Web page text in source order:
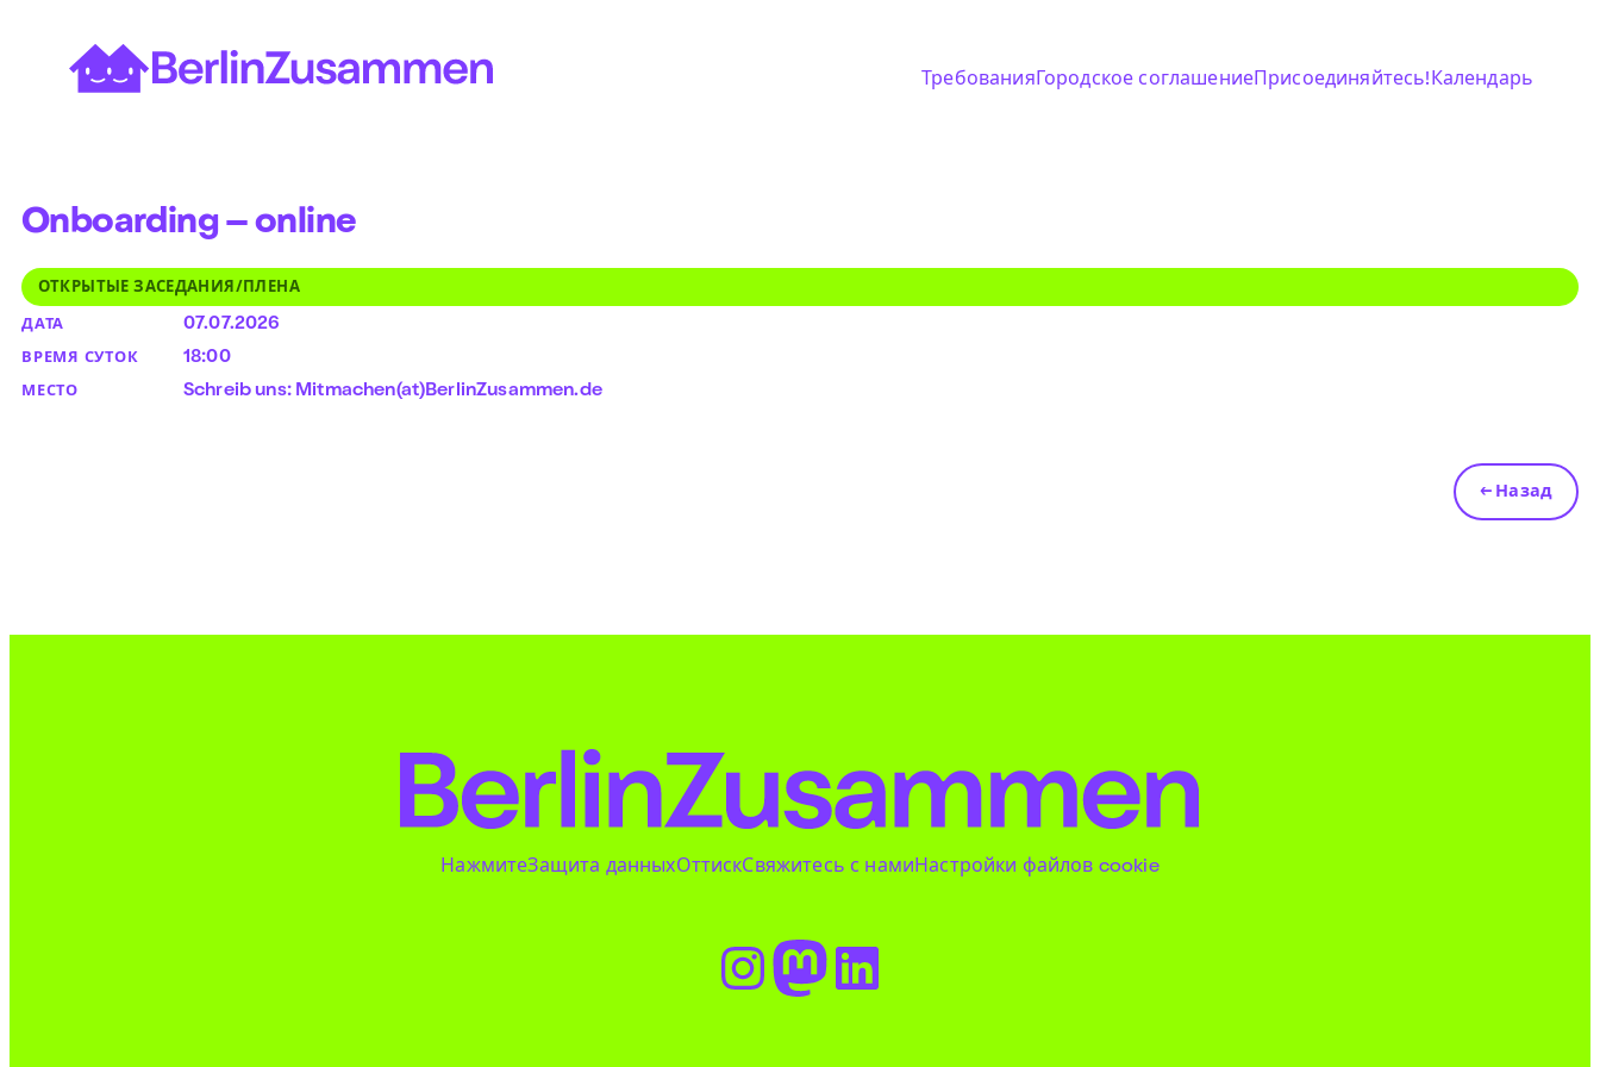
содержимому
ТребованияГородское соглашениеПрисоединяйтесь!Календарь
Onboarding – online
ОТКРЫТЫЕ ЗАСЕДАНИЯ/ПЛЕНА
ДАТА
07.07.2026
ВРЕМЯ СУТОК 18:00
МЕСТО Schreib uns: Mitmachen(at)BerlinZusammen.de
← Назад
НажмитеЗащита данныхОттискСвяжитесь с намиНастройки файлов cookie
Instagram
Мастодонт
LinkedIn